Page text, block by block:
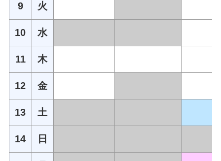
9 火
10 水
11 木
12 金
13 土
14 日